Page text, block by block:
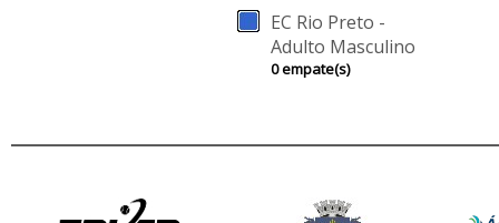
EC Rio Preto -
Adulto Masculino
0 empate(s)